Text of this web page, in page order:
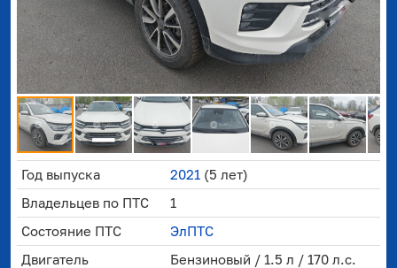
Год выпуска 2021 (5 лет)
Владельцев по ПТС
1
Состояние ПТС
ЭлПТС
Двигатель
Бензиновый / 1.5 л / 170 л.с.